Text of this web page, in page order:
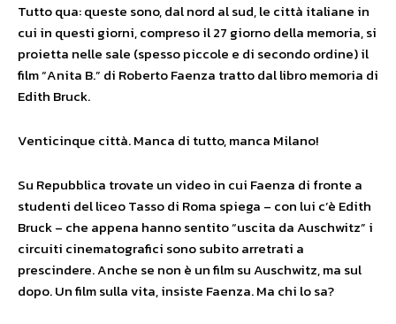
Tutto qua: queste sono, dal nord al sud, le città italiane in
cui in questi giorni, compreso il 27 giorno della memoria, si
proietta nelle sale (spesso piccole e di secondo ordine) il
film “Anita B.” di Roberto Faenza tratto dal libro memoria di
Edith Bruck.
Venticinque città. Manca di tutto, manca Milano!
Su Repubblica trovate un video in cui Faenza di fronte a
studenti del liceo Tasso di Roma spiega – con lui c’è Edith
Bruck – che appena hanno sentito “uscita da Auschwitz” i
circuiti cinematografici sono subito arretrati a
prescindere. Anche se non è un film su Auschwitz, ma sul
dopo. Un film sulla vita, insiste Faenza. Ma chi lo sa?